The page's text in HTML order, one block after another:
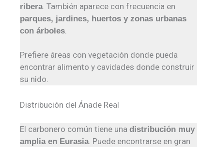
ribera. También aparece con frecuencia en
parques, jardines, huertos y zonas urbanas
con árboles.
Prefiere áreas con vegetación donde pueda
encontrar alimento y cavidades donde construir
su nido.
Distribución del Ánade Real
El carbonero común tiene unadistribución muy
amplia en Eurasia. Puede encontrarse en gran